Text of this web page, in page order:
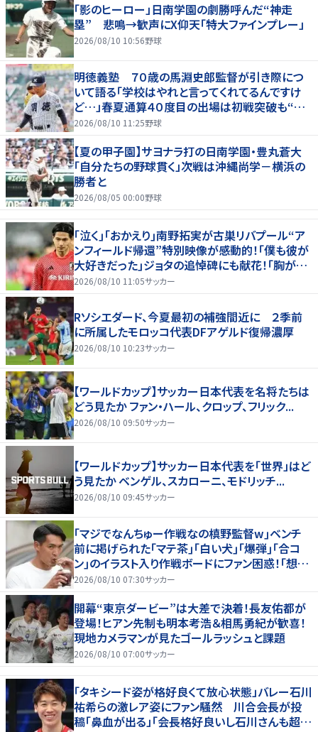
「影のヒーロー」日南学園の劇勝呼んだ“神走
塁” 悲鳴→歓声にX仰天「特大ファインプレー」
2026/08/10 10:56野球
明徳義塾 ７０歳の馬淵史郎監督が引き際につ
いて語る「学校はやれと言ってくれてるんですけ
ど…」春夏通算４０度目の出場は初戦突破も“馬
淵節”炸裂
2026/08/10 11:25野球
【夏の甲子園】サヨナラ打の日南学園・豊丸蒼大
「自分たちの野球貫く」次戦は沖縄尚学－横浜の
勝者と
2026/08/05 00:00野球
｢泣く｣｢おかえり｣南野拓実が古巣リバプール“ア
ンフィールド帰還”特別映像が感動的！｢僕も彼が
大好きだった｣ジョタの追悼碑にも献花！｢胸が熱
くなります…｣
2026/08/10 11:05サッカー
Rソシエダード、今夏最初の補強間近に ２季前
に所属したモロッコ代表DFアゲルド復帰濃厚
2026/08/10 10:23サッカー
【ワールドカップ】サッカー日本代表を名将たちは
どう見たか ファン・ハール、クロップ、フリック...
2026/08/10 09:50サッカー
【ワールドカップ】サッカー日本代表を「世界」はど
う見たか ベンゲル、スカローニ、モドリッチ...
2026/08/10 09:45サッカー
｢マジでなんちゅー作戦なの槙野監督w｣ベンチ
前に掲げられた｢マテ茶｣｢白い犬｣｢爆弾｣｢合コ
ン｣のイラスト入り作戦ボードにファン困惑！｢想像
よりデカくて吹いた｣
2026/08/10 07:30サッカー
開幕“東京ダービー”は大差で決着！長友佑都が
登場！ヒアン先制も明本考浩＆相馬勇紀が歓喜！
現地カメラマンが見たゴールラッシュと課題
2026/08/10 07:00サッカー
「タキシード姿が格好良くて放心状態」バレー石川
祐希らの激レア姿にファン騒然 川合会長が投
稿「鼻血が出る」「会長格好良いし石川さんも超格